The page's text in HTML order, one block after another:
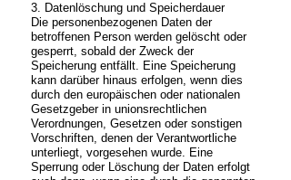
3. Datenlöschung und Speicherdauer
Die personenbezogenen Daten der
betroffenen Person werden gelöscht oder
gesperrt, sobald der Zweck der
Speicherung entfällt. Eine Speicherung
kann darüber hinaus erfolgen, wenn dies
durch den europäischen oder nationalen
Gesetzgeber in unionsrechtlichen
Verordnungen, Gesetzen oder sonstigen
Vorschriften, denen der Verantwortliche
unterliegt, vorgesehen wurde. Eine
Sperrung oder Löschung der Daten erfolgt